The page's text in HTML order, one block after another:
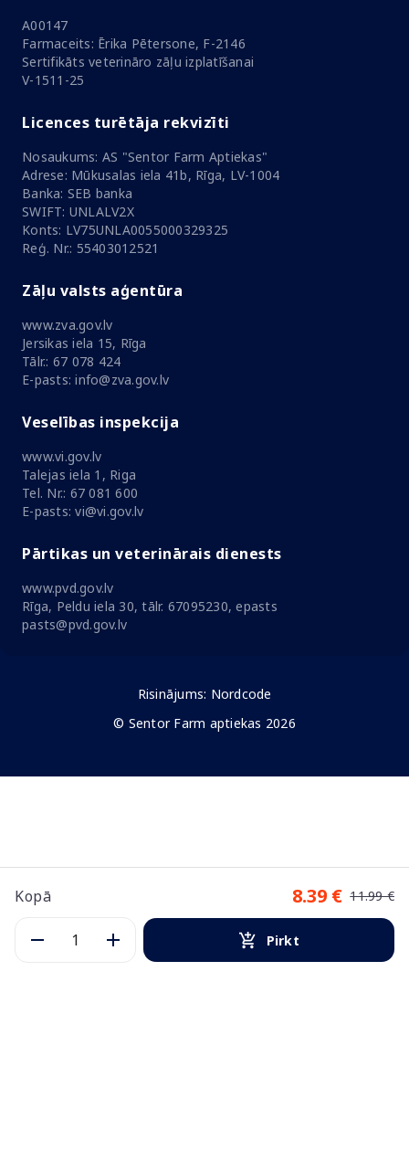
Kopā 8.39 € 11.99 €
Pirkt
A00147
Farmaceits: Ērika Pētersone, F-2146
Sertifikāts veterināro zāļu izplatīšanai
V-1511-25
Licences turētāja rekvizīti
Nosaukums: AS "Sentor Farm Aptiekas"
Adrese: Mūkusalas iela 41b, Rīga, LV-1004
Banka: SEB banka
SWIFT: UNLALV2X
Konts: LV75UNLA0055000329325
Reģ. Nr.: 55403012521
Zāļu valsts aģentūra
www.zva.gov.lv
Jersikas iela 15, Rīga
Tālr.: 67 078 424
E-pasts: info@zva.gov.lv
Veselības inspekcija
www.vi.gov.lv
Talejas iela 1, Riga
Tel. Nr.: 67 081 600
E-pasts: vi@vi.gov.lv
Pārtikas un veterinārais dienests
www.pvd.gov.lv
Rīga, Peldu iela 30, tālr. 67095230, epasts
pasts@pvd.gov.lv
Risinājums: Nordcode
© Sentor Farm aptiekas 2026